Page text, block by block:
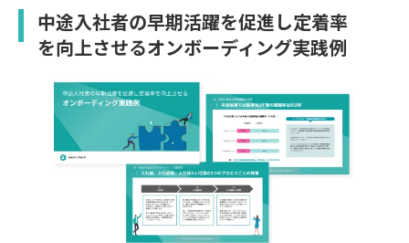
中途入社者の早期活躍を促進し定着率
を向上させるオンボーディング実践例